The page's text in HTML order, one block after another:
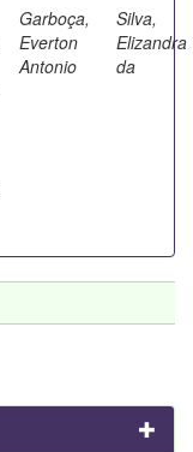
Garboça,
Everton
Antonio
Silva,
Elizandra
da